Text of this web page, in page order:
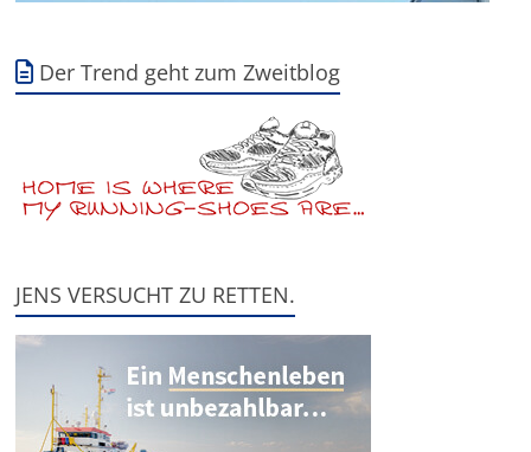
Der Trend geht zum Zweitblog
JENS VERSUCHT ZU RETTEN.